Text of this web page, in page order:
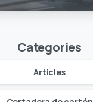
Categories
Articles